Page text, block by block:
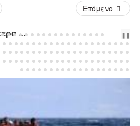
Επόμενο
Κρήτη - Περισσότερα Άρθρα... PREVNEXT
❚❚